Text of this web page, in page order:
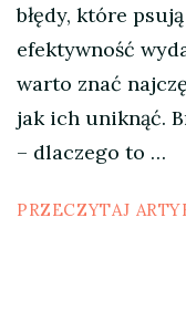
błędy, które
efektywność
warto znać
jak ich uniknąć.
– dlaczego to …
PRZECZYTAJ